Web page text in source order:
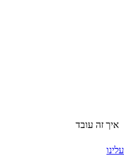
איך זה עובד
עלינו